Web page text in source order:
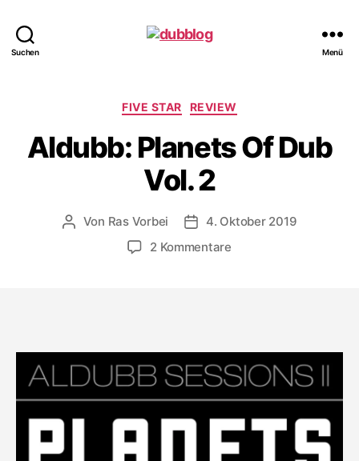
Suchen Menü
Kategorien
FIVE STAR REVIEW
Aldubb: Planets Of Dub
Vol. 2
Beitragsautor
Von Ras Vorbei Veröffentlichungsdatum
4. Oktober 2019
2 Kommentarezu
2